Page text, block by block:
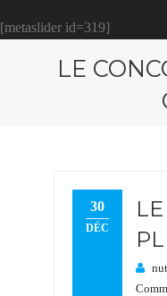
[metaslider id=319]
LE
30
DÉC